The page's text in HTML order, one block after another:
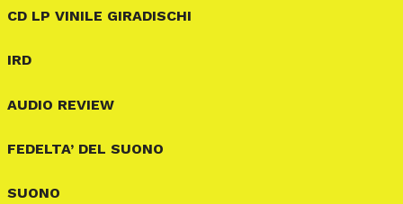
CD LP VINILE GIRADISCHI
IRD
AUDIO REVIEW
FEDELTA’ DEL SUONO
SUONO